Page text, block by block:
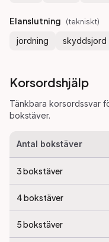
Elanslutning (tekniskt)
jordning skyddsjord
Korsordshjälp
Tänkbara korsordssvar
bokstäver.
Antal bokstäver
3bokstäver
4bokstäver
5bokstäver